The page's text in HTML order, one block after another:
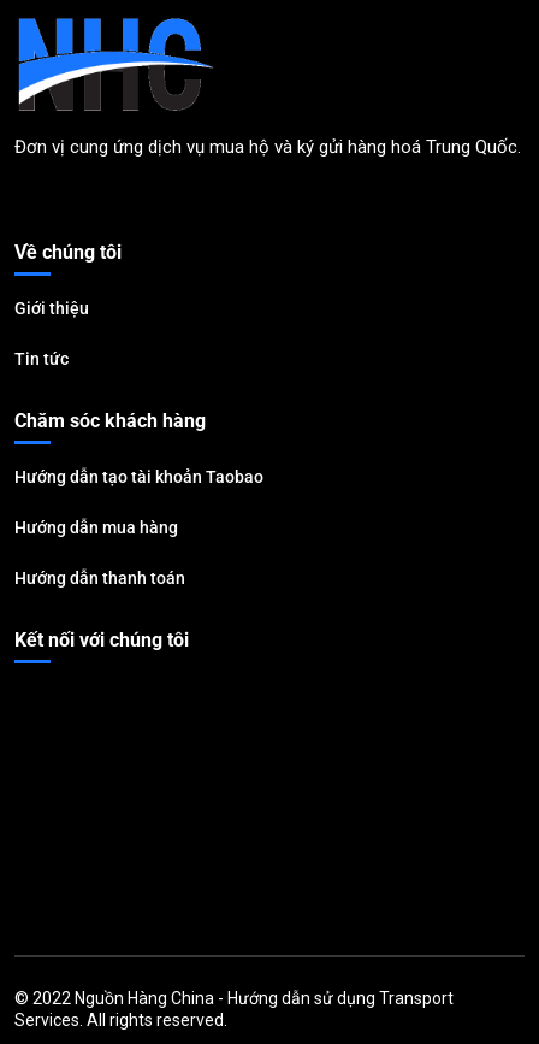
Đơn vị cung ứng dịch vụ mua hộ và ký gửi hàng hoá Trung Quốc.
Về chúng tôi
Giới thiệu
Tin tức
Chăm sóc khách hàng
Hướng dẫn tạo tài khoản Taobao
Hướng dẫn mua hàng
Hướng dẫn thanh toán
Kết nối với chúng tôi
© 2022 Nguồn Hàng China - Hướng dẫn sử dụng Transport
Services. All rights reserved.